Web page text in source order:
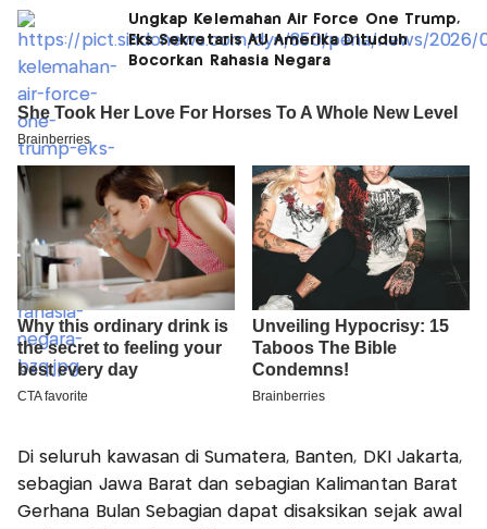
Ungkap Kelemahan Air Force One Trump,
Eks Sekretaris AU Amerika Dituduh
Bocorkan Rahasia Negara
Di seluruh kawasan di Sumatera, Banten, DKI Jakarta,
sebagian Jawa Barat dan sebagian Kalimantan Barat
Gerhana Bulan Sebagian dapat disaksikan sejak awal